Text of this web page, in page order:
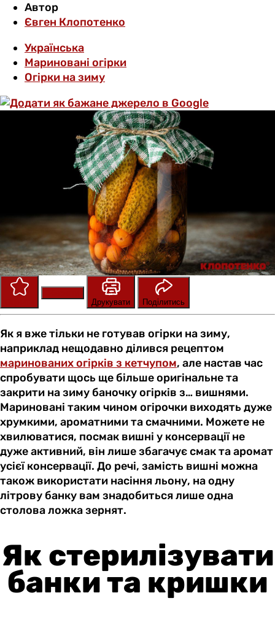
Автор
Євген Клопотенко
Українська
Мариновані огірки
Огірки на зиму
Друкувати
Поділитись
Як я вже тільки не готував огірки на зиму,
наприклад нещодавно ділився рецептом
маринованих огірків з кетчупом, але настав час
спробувати щось ще більше оригінальне та
закрити на зиму баночку огірків з… вишнями.
Мариновані таким чином огірочки виходять дуже
хрумкими, ароматними та смачними. Можете не
хвилюватися, посмак вишні у консервації не
дуже активний, він лише збагачує смак та аромат
усієї консервації. До речі, замість вишні можна
також використати насіння льону, на одну
літрову банку вам знадобиться лише одна
столова ложка зернят.
Як стерилізувати
банки та кришки